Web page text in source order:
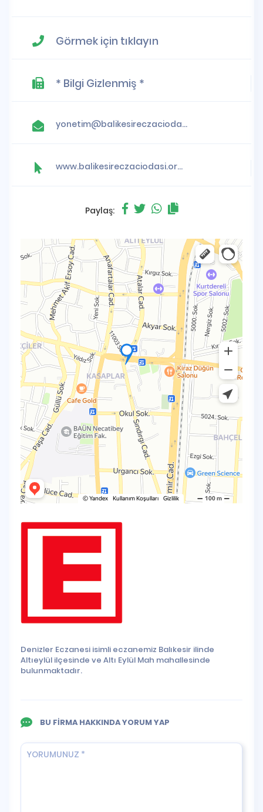
Görmek için tıklayın
* Bilgi Gizlenmiş *
yonetim@balikesireczaciodasi.org.tr
www.balikesireczaciodasi.org.tr
Paylaş:
Denizler Eczanesi isimli eczanemiz Balıkesir ilinde
Altıeylül ilçesinde ve Altı Eylül Mah mahallesinde
bulunmaktadır.
BU FİRMA HAKKINDA YORUM YAP